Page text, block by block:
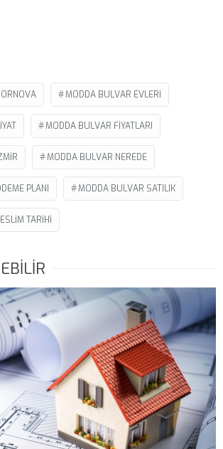
MODDA BULVAR EVLERI
MODDA BULVAR FIYATLARI
MODDA BULVAR NEREDE
PLANI MODDA BULVAR SATILIK
TARIHI